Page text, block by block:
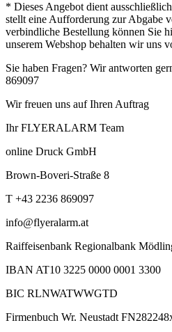
* Dieses Angebot dient
stellt eine Aufforderung zur Abgabe
verbindliche Bestellung können Sie
unserem Webshop behalten wir uns
Sie haben Fragen? Wir antworten
869097
Wir freuen uns auf Ihren Auftrag
Ihr FLYERALARM Team
online Druck GmbH
Brown-Boveri-Straße 8
T +43 2236 869097
info@flyeralarm.at
Raiffeisenbank Regionalbank
IBAN AT10 3225 0000 0001 3300
BIC RLNWATWWGTD
Firmenbuch Wr. Neustadt